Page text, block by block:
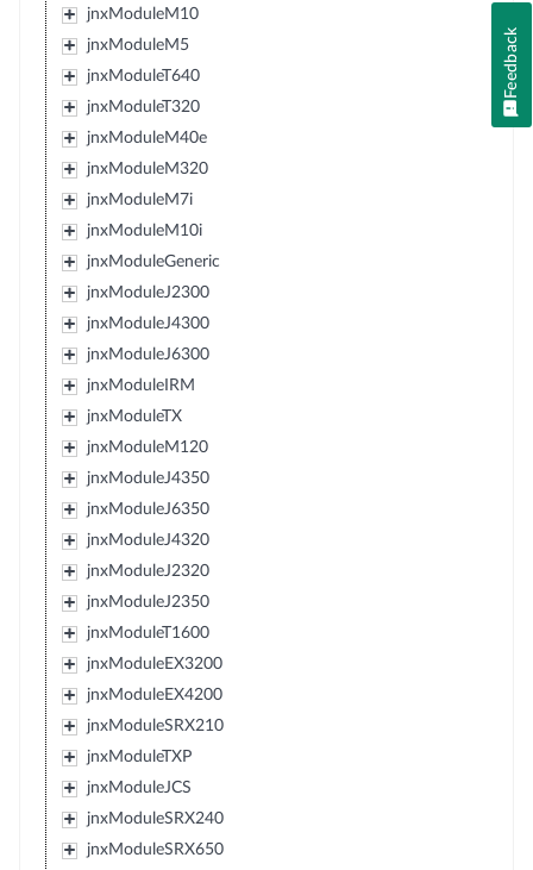
jnxModuleM10
jnxModuleM5
jnxModuleT640
jnxModuleT320
jnxModuleM40e
jnxModuleM320
jnxModuleM7i
jnxModuleM10i
jnxModuleGeneric
jnxModuleJ2300
jnxModuleJ4300
jnxModuleJ6300
jnxModuleIRM
jnxModuleTX
jnxModuleM120
jnxModuleJ4350
jnxModuleJ6350
jnxModuleJ4320
jnxModuleJ2320
jnxModuleJ2350
jnxModuleT1600
jnxModuleEX3200
jnxModuleEX4200
jnxModuleSRX210
jnxModuleTXP
jnxModuleJCS
jnxModuleSRX240
jnxModuleSRX650
Feedback